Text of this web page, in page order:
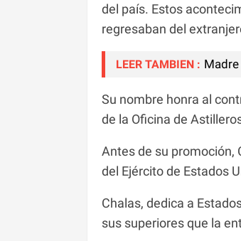
del país. Estos
regresaban del
LEER TAMBIEN :
Su nombre honra al
de la Oficina de
Antes de su promoción,
del Ejército de Estados
Chalas, dedica a
sus superiores que la